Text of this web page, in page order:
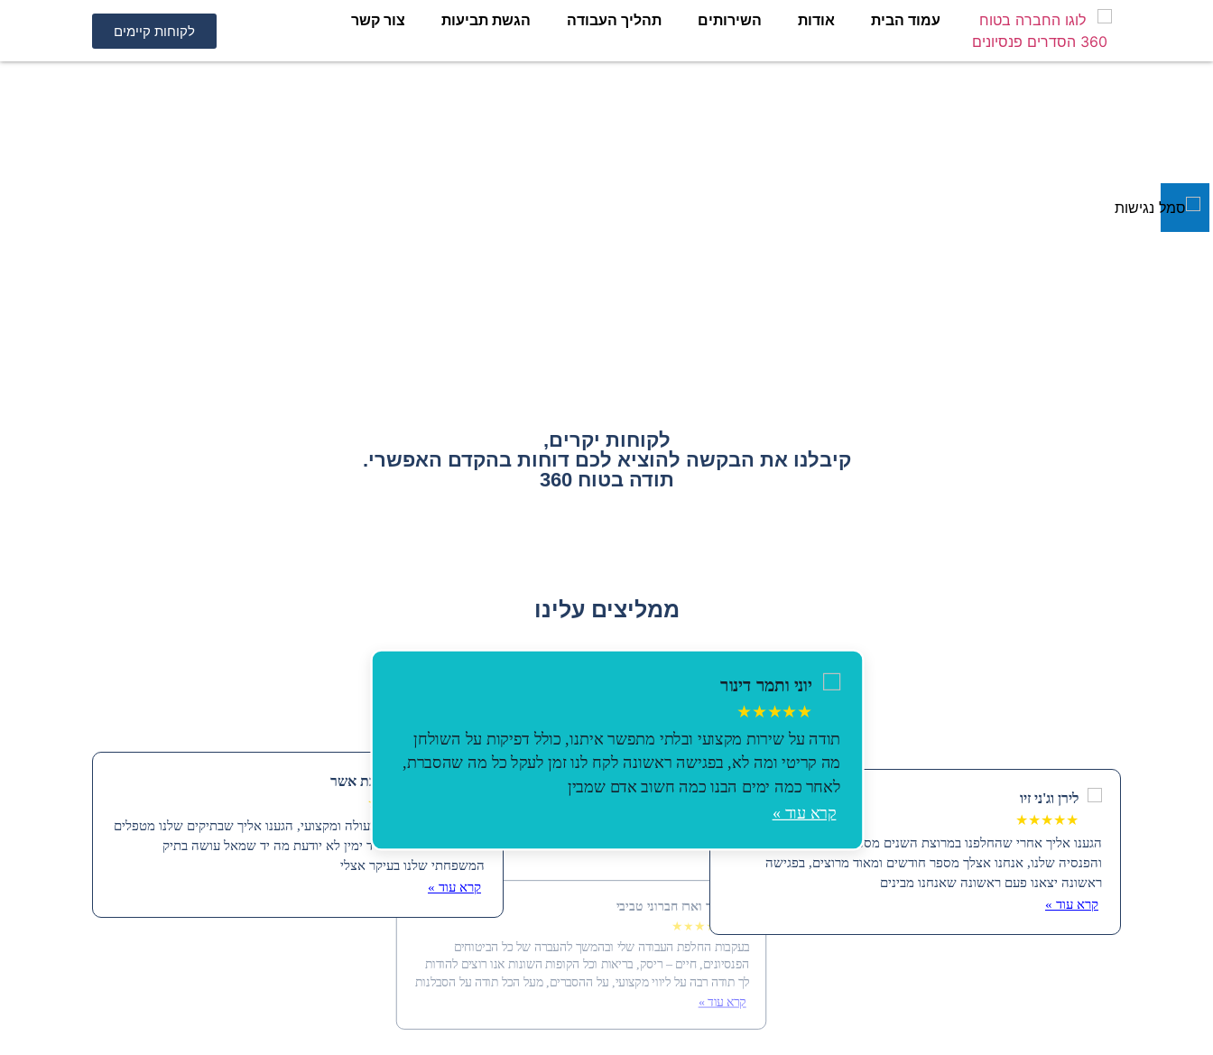
עמוד הבית אודות השירותים תהליך העבודה הגשת תביעות צור קשר
לקוחות קיימים
לקוחות יקרים,
קיבלנו את הבקשה להוציא לכם דוחות בהקדם האפשרי.
תודה בטוח 360
ממליצים עלינו
יוני ותמר דינור
★★★★★
תודה על שירות מקצועי ובלתי מתפשר איתנו, כולל דפיקות על השולחן
מה קריטי ומה לא, בפגישה ראשונה לקח לנו זמן לעקל כל מה שהסברת,
לאחר כמה ימים הבנו כמה חשוב אדם שמבין
קרא עוד »
לירן וג'ני זיו
★★★★★
הגענו אליך אחרי שהחלפנו במרוצת השנים מספר סוכנים בתיק הביטוח
והפנסיה שלנו, אנחנו אצלך מספר חודשים ומאוד מרוצים, בפגישה
ראשונה יצאנו פעם ראשונה שאנחנו מבינים
קרא עוד »
שחר וארז חברוני טביבי
★★★★★
בעקבות החלפת העבודה שלי ובהמשך להעברה של כל הביטוחים
הפנסיונים, חיים – ריסק, בריאות וכל הקופות השונות אנו רוצים להודות
לך תודה רבה על ליווי מקצועי, על ההסברים, מעל הכל תודה על הסבלנות
קרא עוד »
רועי ושלהבת אשר
★★★★★
תודה רבה על שירות מעולה ומקצועי, הגענו אליך שבתיקים שלנו מטפלים
מספר סוכנים שונים ויד ימין לא יודעת מה יד שמאל עושה בתיק
המשפחתי שלנו בעיקר אצלי
קרא עוד »